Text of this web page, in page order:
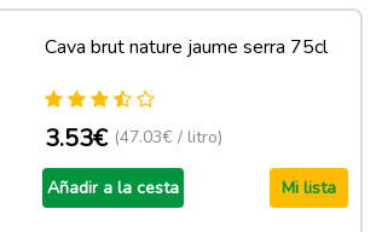
Cava brut nature jaume serra 75cl
3.53€ (47.03€ / litro)
Añadir a la cesta Mi lista